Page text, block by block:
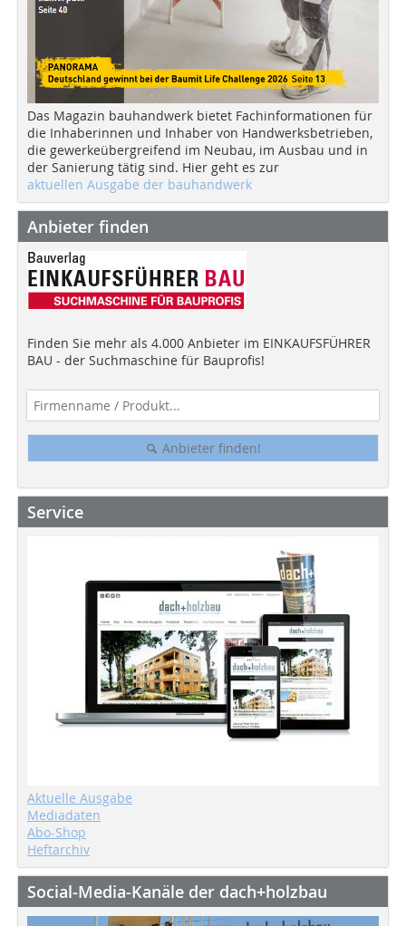
Das Magazin bauhandwerk bietet Fachinformationen für
die Inhaberinnen und Inhaber von Handwerksbetrieben,
die gewerkeübergreifend im Neubau, im Ausbau und in
der Sanierung tätig sind. Hier geht es zur
aktuellen Ausgabe der bauhandwerk
Anbieter finden
Finden Sie mehr als 4.000 Anbieter im EINKAUFSFÜHRER
BAU - der Suchmaschine für Bauprofis!
Anbieter finden!
Service
Aktuelle Ausgabe
Mediadaten
Abo-Shop
Heftarchiv
Social-Media-Kanäle der dach+holzbau